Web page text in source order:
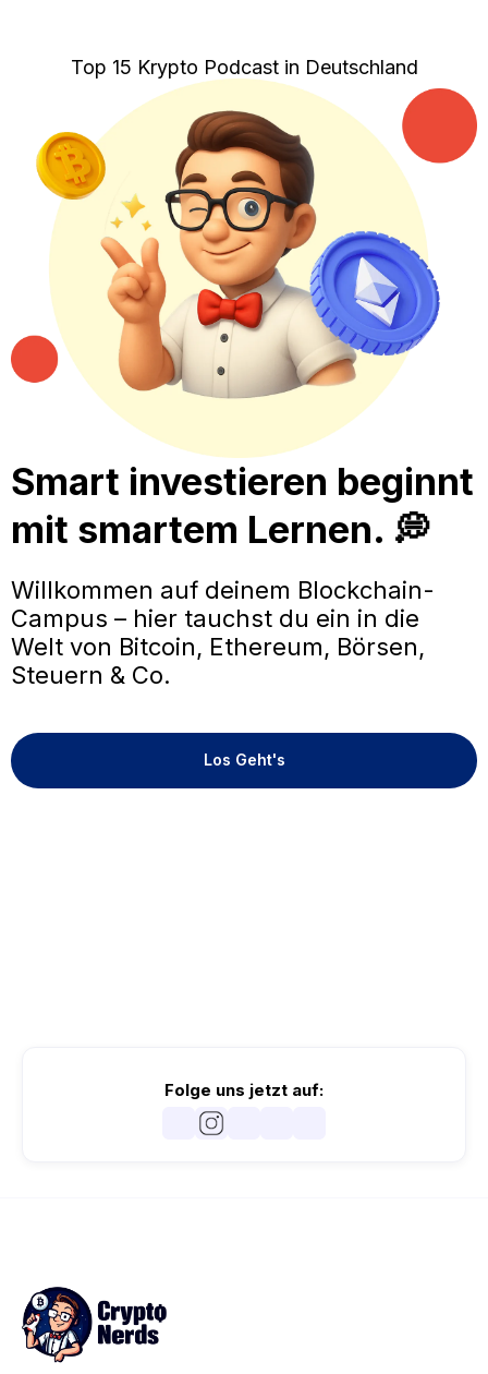
Top 15 Krypto Podcast in Deutschland
Smart investieren beginnt
mit smartem Lernen. 💭
Willkommen auf deinem Blockchain-
Campus – hier tauchst du ein in die
Welt von Bitcoin, Ethereum, Börsen,
Steuern & Co.
Los Geht's
Folge uns jetzt auf: